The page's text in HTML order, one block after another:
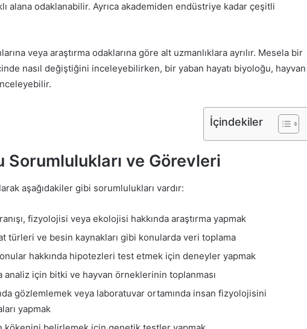
alana odaklanabilir. Ayrıca akademiden endüstriye kadar çeşitli
veya araştırma odaklarına göre alt uzmanlıklara ayrılır. Mesela bir
nasıl değiştiğini inceleyebilirken, bir yaban hayatı biyoloğu, hayvan
İçindekiler
Sorumlulukları ve Görevleri
aşağıdakiler gibi sorumlulukları vardır:
fizyolojisi veya ekolojisi hakkında araştırma yapmak
türleri ve besin kaynakları gibi konularda veri toplama
hakkında hipotezleri test etmek için deneyler yapmak
analiz için bitki ve hayvan örneklerinin toplanması
gözlemlemek veya laboratuvar ortamında insan fizyolojisini
yapmak